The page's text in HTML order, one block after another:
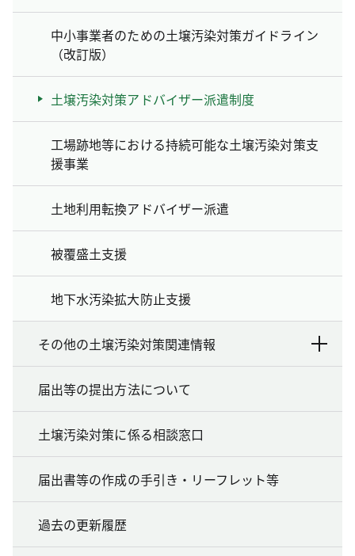
中小事業者のための土壌汚染対策ガイドライン
（改訂版）
土壌汚染対策アドバイザー派遣制度
工場跡地等における持続可能な土壌汚染対策支
援事業
土地利用転換アドバイザー派遣
被覆盛土支援
地下水汚染拡大防止支援
その他の土壌汚染対策関連情報
届出等の提出方法について
土壌汚染対策に係る相談窓口
届出書等の作成の手引き・リーフレット等
過去の更新履歴